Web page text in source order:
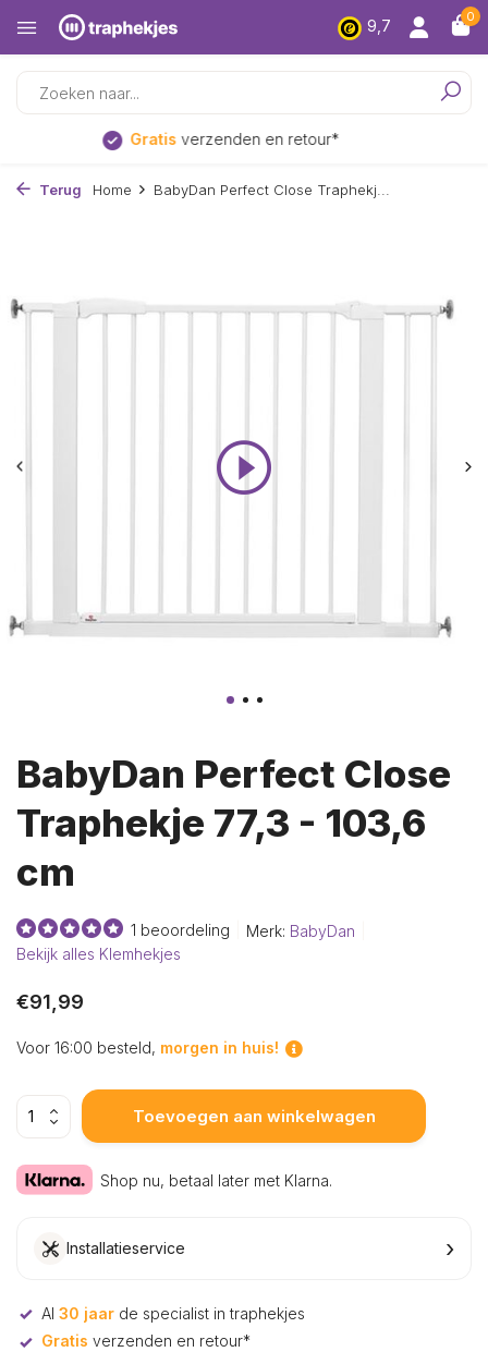
9,7
0
Laagsteprijsgarantie
Terug Home BabyDan Perfect Close Traphekj...
BabyDan Perfect Close
Traphekje 77,3 - 103,6
cm
1 beoordeling Merk: BabyDan
Bekijk alles Klemhekjes
€91,99
Voor 16:00 besteld, morgen in huis!
Toevoegen aan winkelwagen
Shop nu, betaal later met Klarna.
Installatieservice ›
Al 30 jaar de specialist in traphekjes
Gratis verzenden en retour*